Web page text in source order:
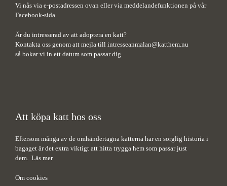
Vi nås via e-postadressen ovan eller via meddelandefunktionen på vår
Facebook-sida.
Är du intresserad av att adoptera en katt?
Kontakta oss genom att mejla till intresseanmalan@katthem.nu
så bokar vi in ett datum som passar dig.
Att köpa katt hos oss
Eftersom många av de omhändertagna katterna har en sorglig historia i
bagaget är det extra viktigt att hitta trygga hem som passar just
dem. Läs mer
Om cookies